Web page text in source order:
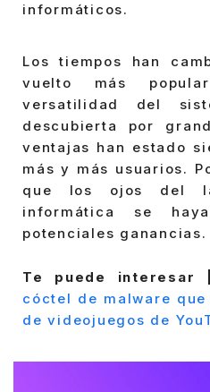
informáticos.
Los tiempos han
vuelto más
versatilidad del
descubierta por
ventajas han estado
más y más usuarios.
que los ojos del
informática se
potenciales ganancias.
Te puede interesar |
cóctel de malware
de videojuegos de